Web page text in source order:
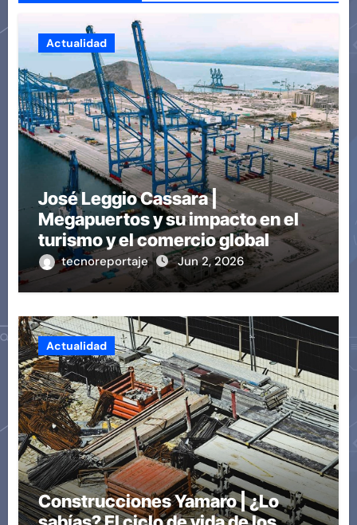
Actualidad
José Leggio Cassara |
Megapuertos y su impacto en el
turismo y el comercio global
tecnoreportaje Jun 2, 2026
Actualidad
Construcciones Yamaro | ¿Lo